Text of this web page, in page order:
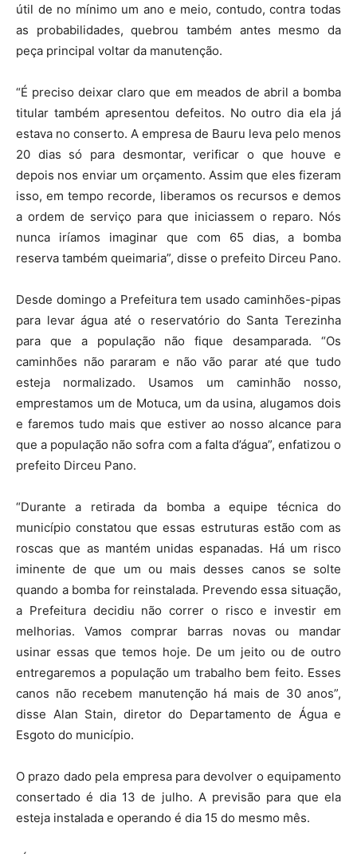
útil de no mínimo um ano e meio, contudo, contra todas
as probabilidades, quebrou também antes mesmo da
peça principal voltar da manutenção.
“É preciso deixar claro que em meados de abril a bomba
titular também apresentou defeitos. No outro dia ela já
estava no conserto. A empresa de Bauru leva pelo menos
20 dias só para desmontar, verificar o que houve e
depois nos enviar um orçamento. Assim que eles fizeram
isso, em tempo recorde, liberamos os recursos e demos
a ordem de serviço para que iniciassem o reparo. Nós
nunca iríamos imaginar que com 65 dias, a bomba
reserva também queimaria”, disse o prefeito Dirceu Pano.
Desde domingo a Prefeitura tem usado caminhões-pipas
para levar água até o reservatório do Santa Terezinha
para que a população não fique desamparada. “Os
caminhões não pararam e não vão parar até que tudo
esteja normalizado. Usamos um caminhão nosso,
emprestamos um de Motuca, um da usina, alugamos dois
e faremos tudo mais que estiver ao nosso alcance para
que a população não sofra com a falta d’água”, enfatizou o
prefeito Dirceu Pano.
“Durante a retirada da bomba a equipe técnica do
município constatou que essas estruturas estão com as
roscas que as mantém unidas espanadas. Há um risco
iminente de que um ou mais desses canos se solte
quando a bomba for reinstalada. Prevendo essa situação,
a Prefeitura decidiu não correr o risco e investir em
melhorias. Vamos comprar barras novas ou mandar
usinar essas que temos hoje. De um jeito ou de outro
entregaremos a população um trabalho bem feito. Esses
canos não recebem manutenção há mais de 30 anos”,
disse Alan Stain, diretor do Departamento de Água e
Esgoto do município.
O prazo dado pela empresa para devolver o equipamento
consertado é dia 13 de julho. A previsão para que ela
esteja instalada e operando é dia 15 do mesmo mês.